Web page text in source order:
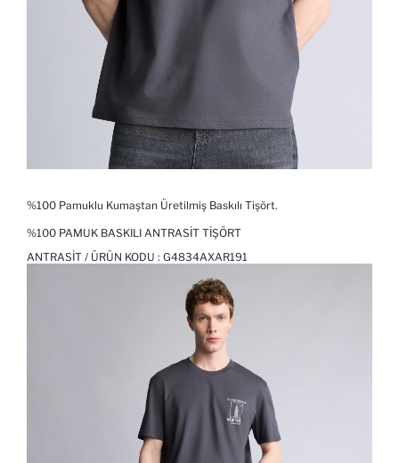
%100 Pamuklu Kumaştan Üretilmiş Baskılı Tişört.
%100 PAMUK BASKILI ANTRASIT TIŞÖRT
ANTRASIT / ÜRÜN KODU : G4834AXAR191